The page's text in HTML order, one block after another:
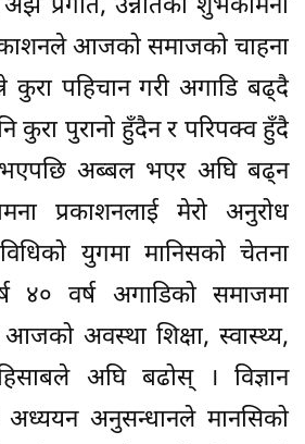
प्रगति, उन्नतिको शुभकामना
आजको समाजको चाहना
पहिचान गरी अगाडि बढ्दै
पुरानो हुँदैन र परिपक्व हुँदै
अब्बल भएर अघि बढ्न
प्रकाशनलाई मेरो अनुरोध
युगमा मानिसको चेतना
४० वर्ष अगाडिको समाजमा
आजको अवस्था शिक्षा, स्वास्थ्य,
अघि बढोस् । विज्ञान
अध्ययन अनुसन्धानले मानसिको